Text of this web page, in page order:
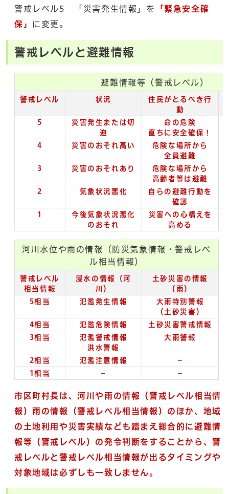
警戒レベル5 「災害発生情報」を
「緊急安全確
保」 に変更。
警戒レベルと避難情報
避難情報等（警戒レベル）
警戒レベル 状況
住民がとるべき行
動
5
災害発生または切
迫
命の危険
直ちに安全確保！
4
災害のおそれ高い
危険な場所から
全員避難
3
災害のおそれあり
危険な場所から
高齢者等は避難
2
気象状況悪化
自らの避難行動を
確認
1
今後気象状況悪化
のおそれ
災害への心構えを
高める
河川水位や雨の情報（防災気象情報・警戒レベ
ル相当情報）
警戒レベル
相当情報
浸水の情報（河
川）
土砂災害の情報
（雨）
5相当
氾濫発生情報
大雨特別警報
（土砂災害）
4相当
氾濫危険情報
土砂災害警戒情報
3相当
氾濫警戒情報
洪水警報
大雨警報
2相当 氾濫注意情報
－
1相当
－ －
市区町村長は、河川や雨の情報（警戒レベル相当情
報）雨の情報（警戒レベル相当情報）のほか、地域
の土地利用や災害実績なども踏まえ総合的に避難情
報等（警戒レベル）の発令判断をすることから、警
戒レベルと警戒レベル相当情報が出るタイミングや
対象地域は必ずしも一致しません。